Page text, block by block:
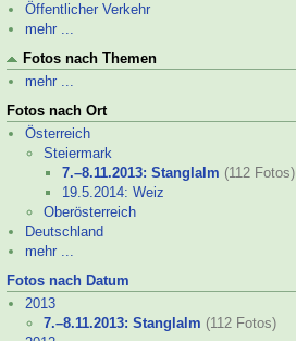
Öffentlicher Verkehr
mehr ...
Fotos nach Themen
mehr ...
Fotos nach Ort
Österreich
Steiermark
7.–8.11.2013: Stanglalm (112 Fotos)
19.5.2014: Weiz
Oberösterreich
Deutschland
mehr ...
Fotos nach Datum
2013
7.–8.11.2013: Stanglalm (112 Fotos)